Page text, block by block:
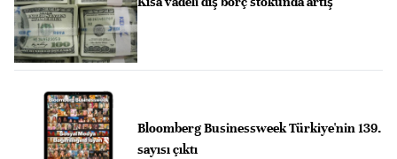
Bloomberg Businessweek Türkiye'nin 139.
sayısı çıktı